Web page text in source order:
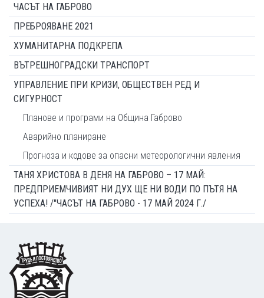
ЧАСЪТ НА ГАБРОВО
ПРЕБРОЯВАНЕ 2021
ХУМАНИТАРНА ПОДКРЕПА
ВЪТРЕШНОГРАДСКИ ТРАНСПОРТ
УПРАВЛЕНИЕ ПРИ КРИЗИ, ОБЩЕСТВЕН РЕД И
СИГУРНОСТ
Планове и програми на Община Габрово
Аварийно планиране
Прогноза и кодове за опасни метеорологични явления
ТАНЯ ХРИСТОВА В ДЕНЯ НА ГАБРОВО – 17 МАЙ:
ПРЕДПРИЕМЧИВИЯТ НИ ДУХ ЩЕ НИ ВОДИ ПО ПЪТЯ НА
УСПЕХА! /"ЧАСЪТ НА ГАБРОВО - 17 МАЙ 2024 Г./
Footer